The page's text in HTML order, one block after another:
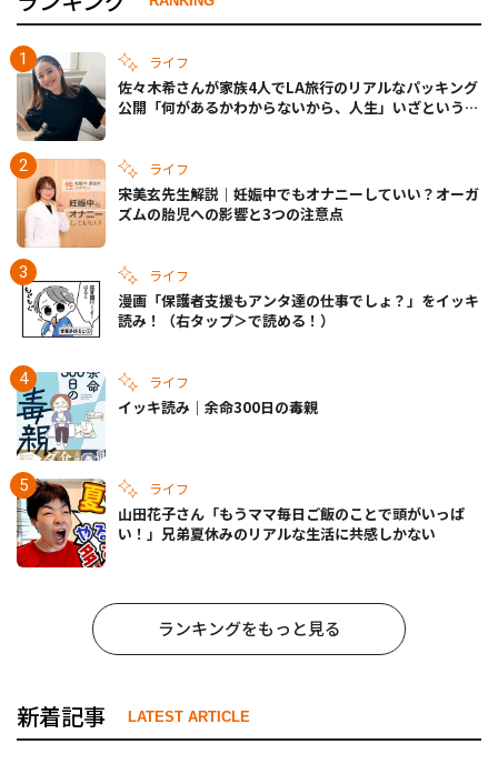
ライフ
佐々木希さんが家族4人でLA旅行のリアルなパッキング
公開「何があるかわからないから、人生」いざというと
ライフ
宋美玄先生解説｜妊娠中でもオナニーしていい？オーガ
ズムの胎児への影響と3つの注意点
ライフ
漫画「保護者支援もアンタ達の仕事でしょ？」をイッキ
読み！（右タップ＞で読める！）
ライフ
イッキ読み｜余命300日の毒親
ライフ
山田花子さん「もうママ毎日ご飯のことで頭がいっぱ
い！」兄弟夏休みのリアルな生活に共感しかない
ランキングをもっと見る
新着記事 LATEST ARTICLE